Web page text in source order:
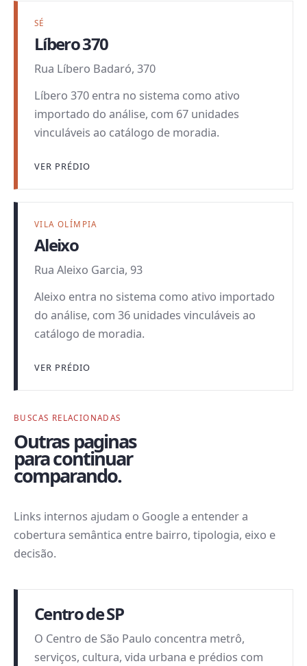
SÉ
Líbero 370
Rua Líbero Badaró, 370
Líbero 370 entra no sistema como ativo
importado do análise, com 67 unidades
vinculáveis ao catálogo de moradia.
VER PRÉDIO
VILA OLÍMPIA
Aleixo
Rua Aleixo Garcia, 93
Aleixo entra no sistema como ativo importado
do análise, com 36 unidades vinculáveis ao
catálogo de moradia.
VER PRÉDIO
BUSCAS RELACIONADAS
Outras paginas
para continuar
comparando.
Links internos ajudam o Google a entender a
cobertura semântica entre bairro, tipologia, eixo e
decisão.
Centro de SP
O Centro de São Paulo concentra metrô,
serviços, cultura, vida urbana e prédios com